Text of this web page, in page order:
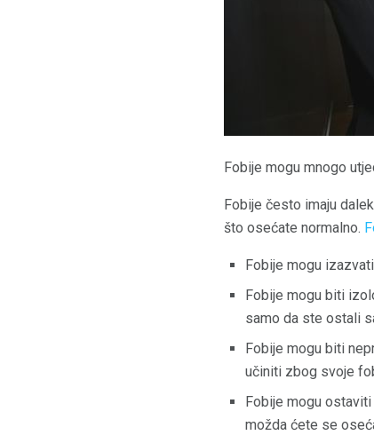
Fobije mogu mnogo
Fobije često imaju
što osećate normalno.
Fobije mogu
Fobije mogu biti
samo da ste ostali
Fobije mogu biti
učiniti zbog svoje
Fobije mogu
možda ćete se